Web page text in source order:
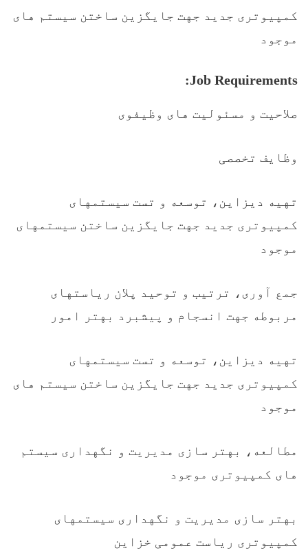
کمپیوتری جدید جهت جایگزین ساختن سیستم های
موجود
Job Requirements:
صلاحیت و مسئولیت های وظیفوی
وظایف تخصصی
تهیه دیزاین، توسعه و تست سیستمهای
کمپیوتری جدید جهت جایگزین ساختن سیستمهای
موجود
جمع آوری، ترتیب و توحید پلان ریاستهای
مربوطه جهت انسجام و پیشبرد بهتر امور
تهیه دیزاین، توسعه و تست سیستمهای
کمپیوتری جدید جهت جایگزین ساختن سیستم های
موجود
مطالعه، بهتر سازی مدیریت و نگهداری سیستم
های کمپیوتری موجود
بهتر سازی مدیریت و نگهداری سیستمهای
کمپیوتری ریاست عمومی خزاین